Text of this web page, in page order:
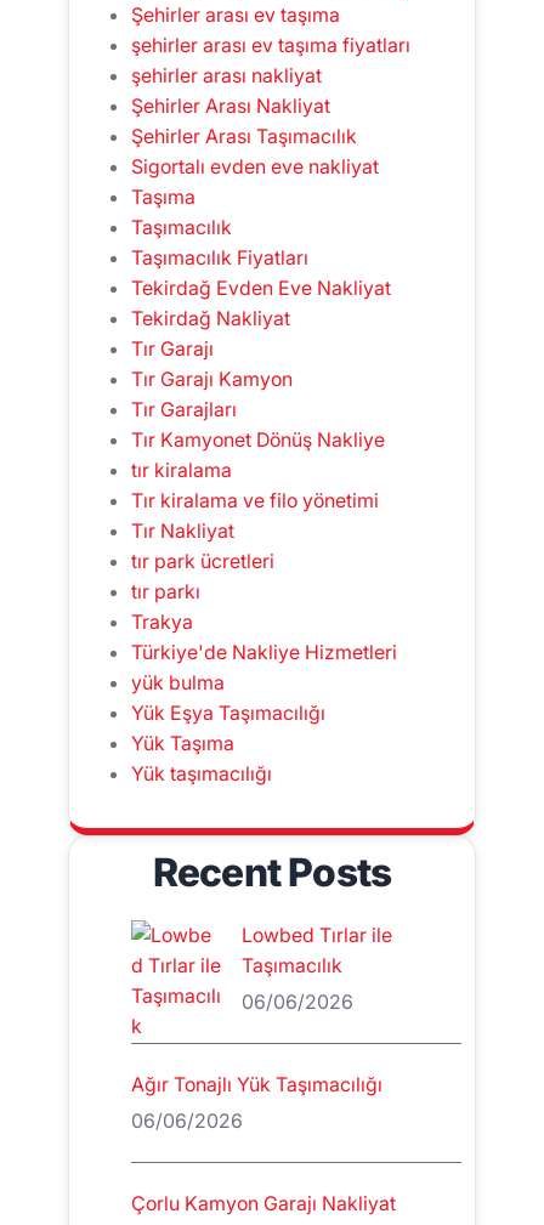
Şehirler arası ev taşıma
şehirler arası ev taşıma fiyatları
şehirler arası nakliyat
Şehirler Arası Nakliyat
Şehirler Arası Taşımacılık
Sigortalı evden eve nakliyat
Taşıma
Taşımacılık
Taşımacılık Fiyatları
Tekirdağ Evden Eve Nakliyat
Tekirdağ Nakliyat
Tır Garajı
Tır Garajı Kamyon
Tır Garajları
Tır Kamyonet Dönüş Nakliye
tır kiralama
Tır kiralama ve filo yönetimi
Tır Nakliyat
tır park ücretleri
tır parkı
Trakya
Türkiye'de Nakliye Hizmetleri
yük bulma
Yük Eşya Taşımacılığı
Yük Taşıma
Yük taşımacılığı
Recent Posts
Lowbed Tırlar ile
Taşımacılık
06/06/2026
Ağır Tonajlı Yük Taşımacılığı
06/06/2026
Çorlu Kamyon Garajı Nakliyat